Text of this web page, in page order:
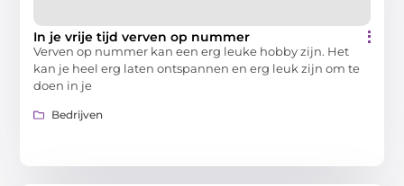
In je vrije tijd verven op nummer
Verven op nummer kan een erg leuke hobby zijn. Het
kan je heel erg laten ontspannen en erg leuk zijn om te
doen in je
Bedrijven